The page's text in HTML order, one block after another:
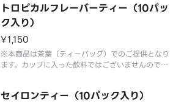
トロピカルフレーバーティー（10パッ
ク入り）
¥1,150
※本商品は茶葉（ティーバッグ）でのご提供となり
ます。カップに入った飲料ではございませんのでご
セイロンティー（10パック入り）